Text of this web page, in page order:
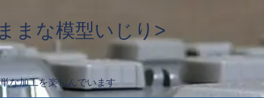
まな模型いじり>
な加工を楽しんでいます